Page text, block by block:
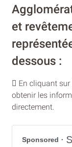
et
dessous :
En cliquant
obtenir les
directement.